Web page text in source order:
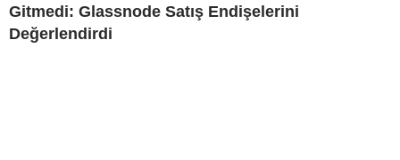
Gitmedi: Glassnode Satış Endişelerini
Değerlendirdi